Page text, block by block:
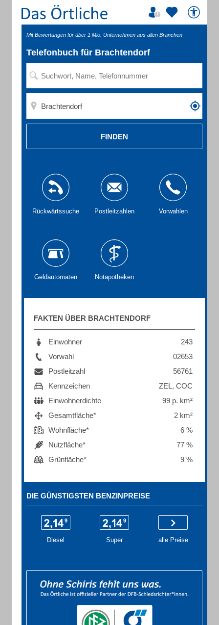
Mit Bewertungen für über 1 Mio. Unternehmen aus allen Branchen
Telefonbuch für Brachtendorf
FINDEN
Rückwärtssuche Postleitzahlen Vorwahlen
Geldautomaten Notapotheken
FAKTEN ÜBER BRACHTENDORF
Einwohner
243
Vorwahl
02653
Postleitzahl
56761
Kennzeichen
ZEL, COC
Einwohnerdichte
99 p. km²
Gesamtfläche*
2 km²
Wohnfläche*
6 %
Nutzfläche*
77 %
Grünfläche*
9 %
DIE GÜNSTIGSTEN BENZINPREISE
Diesel Super alle Preise